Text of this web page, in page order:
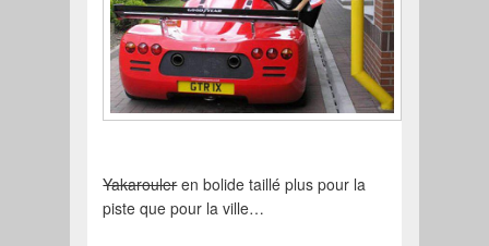
Yakarouleren bolide taillé plus pour la
piste que pour la ville…